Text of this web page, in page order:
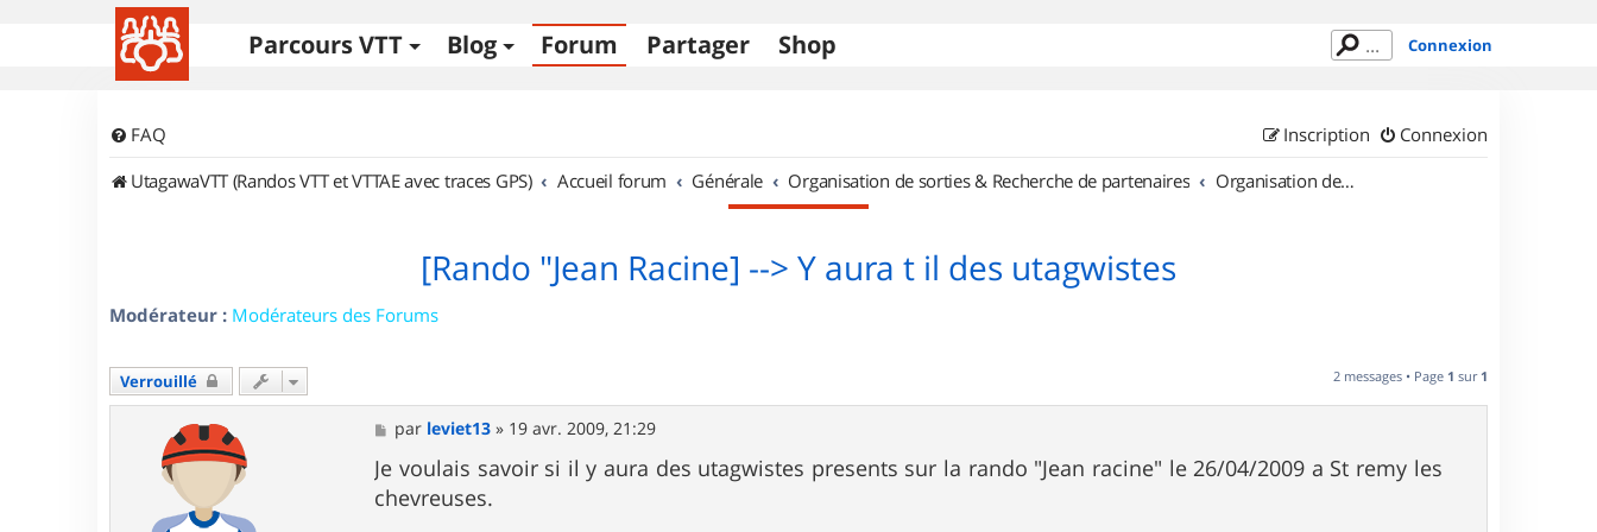
Parcours VTT Blog Forum Partager Shop Connexion
FAQ Connexion
Inscription
UtagawaVTT (Randos VTT et VTTAE avec traces GPS)
Accueil forum Générale Organisation de sorties & Recherche de partenaires Organisation de sorties en région Île de France
[Rando "Jean Racine] --> Y aura t il des utagwistes
Modérateur : Modérateurs des Forums
Verrouillé 2 messages • Page 1 sur 1
M
e
s
s
a
par leviet13 » 19 avr. 2009, 21:29
Je voulais savoir si il y aura des utagwistes presents sur la rando "Jean racine" le 26/04/2009 a St remy les
chevreuses.